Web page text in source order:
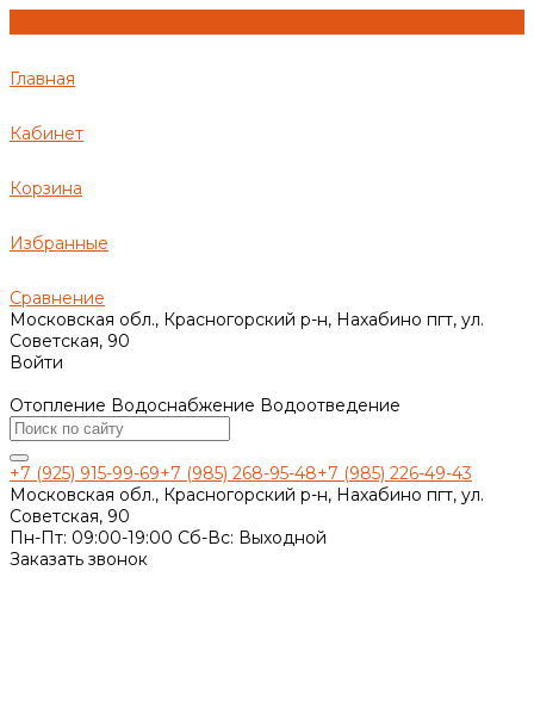
Главная
Кабинет
Корзина
Избранные
Сравнение
Московская обл., Красногорский р-н, Нахабино пгт, ул.
Советская, 90
Войти
Отопление Водоснабжение Водоотведение
+7 (925) 915-99-69+7 (985) 268-95-48+7 (985) 226-49-43
Московская обл., Красногорский р-н, Нахабино пгт, ул.
Советская, 90
Пн-Пт: 09:00-19:00 Cб-Вс: Выходной
Заказать звонок